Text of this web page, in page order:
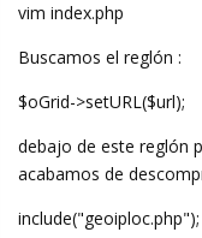
vim index.php
Buscamos el reglón :
$oGrid->setURL($url);
debajo de este reglón
acabamos de
include("geoiploc.php");